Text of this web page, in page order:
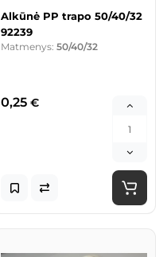
Alkūnė PP trapo 50/40/32
92239
Matmenys: 50/40/32
0,25 €